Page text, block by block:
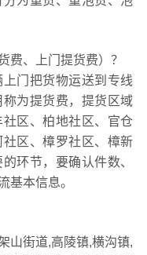
费、上门提货费）？
门把货物运送到专线
为提货费，提货区域
区、柏地社区、官仓
区、樟罗社区、樟新
环节，要确认件数、
基本信息。
山街道,高陵镇,横沟镇,